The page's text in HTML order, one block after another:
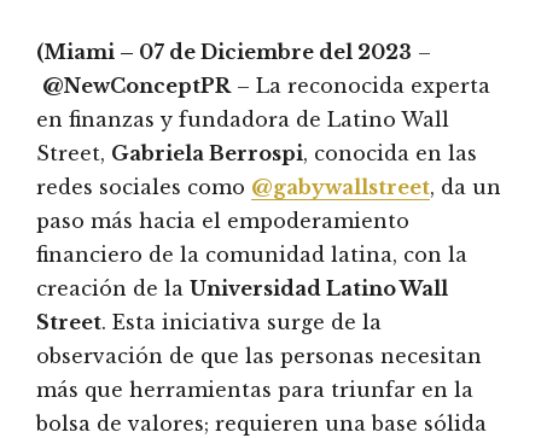
(Miami – 07 de Diciembre del 2023 –
@NewConceptPR– La reconocida experta
en finanzas y fundadora de Latino Wall
Street, Gabriela Berrospi, conocida en las
redes sociales como @gabywallstreet, da un
paso más hacia el empoderamiento
financiero de la comunidad latina, con la
creación de la Universidad Latino Wall
Street. Esta iniciativa surge de la
observación de que las personas necesitan
más que herramientas para triunfar en la
bolsa de valores; requieren una base sólida